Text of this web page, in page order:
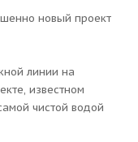
новый проект
линии на
известном
чистой водой